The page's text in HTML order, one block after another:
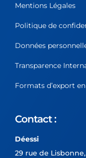
Mentions Légales
Politique de
Données
Transparence
Formats d’export
Contact :
Déessi
29 rue de Lisbonne,